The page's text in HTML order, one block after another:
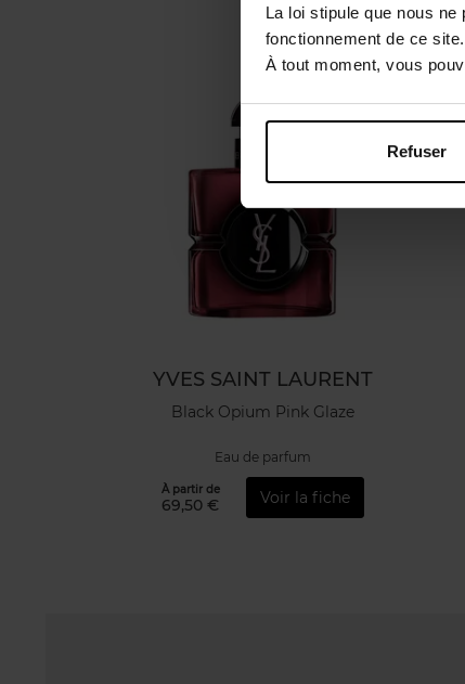
La loi stipule que nous
fonctionnement de ce
À tout moment, vous
Refuser
YVES SAINT LAURENT
Black Opium Pink Glaze
Eau de parfum
À partir de
69,50 € Voir la fiche